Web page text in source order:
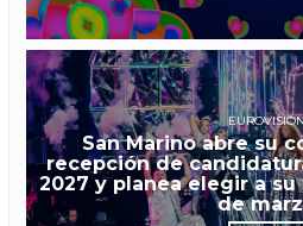
San Marino abre su
recepción de
2027 y planea elegir a
de